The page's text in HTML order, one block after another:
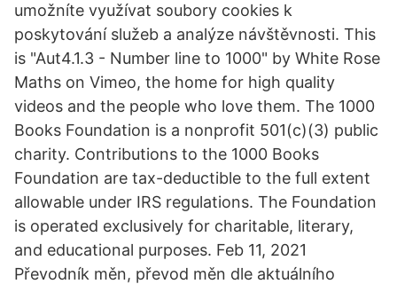
umožníte využívat soubory cookies k
poskytování služeb a analýze návštěvnosti. This
is "Aut4.1.3 - Number line to 1000" by White Rose
Maths on Vimeo, the home for high quality
videos and the people who love them. The 1000
Books Foundation is a nonprofit 501(c)(3) public
charity. Contributions to the 1000 Books
Foundation are tax-deductible to the full extent
allowable under IRS regulations. The Foundation
is operated exclusively for charitable, literary,
and educational purposes. Feb 11, 2021
Převodník měn, převod měn dle aktuálního